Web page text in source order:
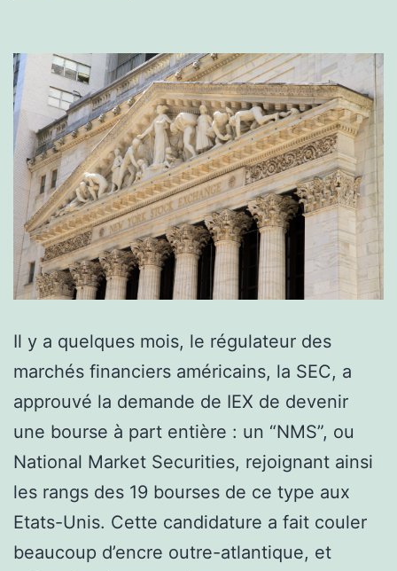
Il y a quelques mois, le régulateur des
marchés financiers américains, la SEC, a
approuvé la demande de IEX de devenir
une bourse à part entière : un “NMS”, ou
National Market Securities, rejoignant ainsi
les rangs des 19 bourses de ce type aux
Etats-Unis. Cette candidature a fait couler
beaucoup d’encre outre-atlantique, et